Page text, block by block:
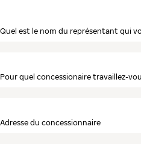
Quel est le nom du représentant qui
Pour quel concessionaire travaillez-
Adresse du concessionnaire